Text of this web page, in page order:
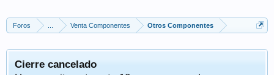
Foros Venta Componentes Otros Componentes
Cierre cancelado